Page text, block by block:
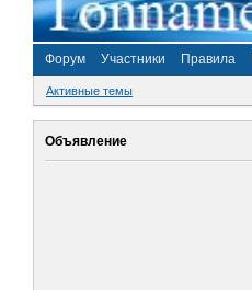
Форум Участники Правила
Активные темы
Объявление